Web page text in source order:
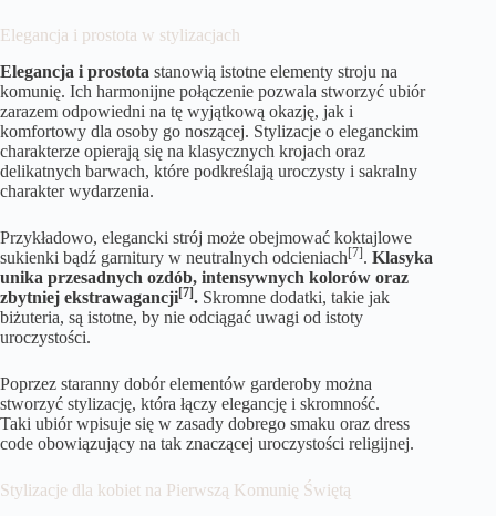
Elegancja i prostota w stylizacjach
Elegancja i prostota stanowią istotne elementy stroju na
komunię. Ich harmonijne połączenie pozwala stworzyć ubiór
zarazem odpowiedni na tę wyjątkową okazję, jak i
komfortowy dla osoby go noszącej. Stylizacje o eleganckim
charakterze opierają się na klasycznych krojach oraz
delikatnych barwach, które podkreślają uroczysty i sakralny
charakter wydarzenia.
Przykładowo, elegancki strój może obejmować koktajlowe
sukienki bądź garnitury w neutralnych odcieniach[7]. Klasyka
unika przesadnych ozdób, intensywnych kolorów oraz
zbytniej ekstrawagancji[7]. Skromne dodatki, takie jak
biżuteria, są istotne, by nie odciągać uwagi od istoty
uroczystości.
Poprzez staranny dobór elementów garderoby można
stworzyć stylizację, która łączy elegancję i skromność.
Taki ubiór wpisuje się w zasady dobrego smaku oraz dress
code obowiązujący na tak znaczącej uroczystości religijnej.
Stylizacje dla kobiet na Pierwszą Komunię Świętą